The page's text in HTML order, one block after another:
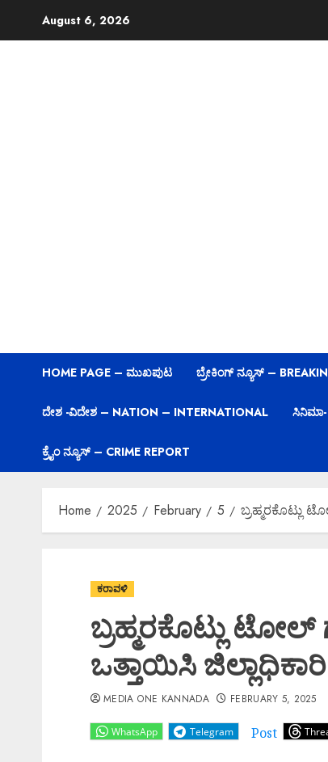
August 6, 2026
HOME PAGE – ಮುಖಪುಟ ಬ್ರೇಕಿಂಗ್ ನ್ಯೂಸ್ –
ದೇಶ -ವಿದೇಶ – NATION – INTERNATIONAL ಸಿನಿಮಾ-
ಕ್ರೈಂ ನ್ಯೂಸ್ – CRIME REPORT
Home 2025 February 5 ಬ್ರಹ್ಮರಕೊಟ್ಲು
ಕರಾವಳಿ
ಬ್ರಹ್ಮರಕೊಟ್ಲು
ಒತ್ತಾಯಿಸಿ
WhatsApp Telegram Post
MEDIA ONE KANNADA FEBRUARY 5, 2025